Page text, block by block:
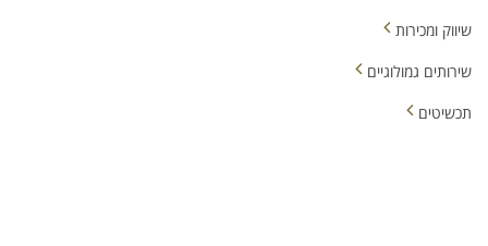
שיווק ומכירות
שירותים גמולוגיים
תכשיטים